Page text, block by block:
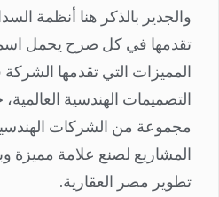
والجدير بالذكر هنا أنظمة
تقدمها في كل صرح يحمل
المميزات التي تقدمها
التصميمات الهندسية
مجموعة من الشركات
المشاريع لصنع علامة
تطوير مصر العقارية.